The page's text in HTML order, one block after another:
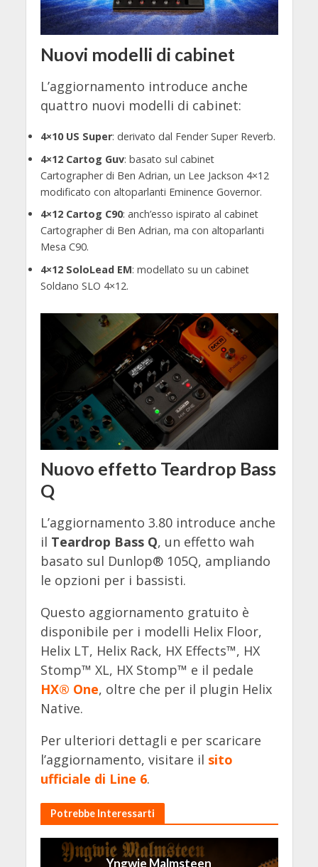
Nuovi modelli di cabinet
L’aggiornamento introduce anche
quattro nuovi modelli di cabinet:
4×10 US Super: derivato dal Fender Super Reverb.
4×12 Cartog Guv: basato sul cabinet
Cartographer di Ben Adrian, un Lee Jackson 4×12
modificato con altoparlanti Eminence Governor.
4×12 Cartog C90: anch’esso ispirato al cabinet
Cartographer di Ben Adrian, ma con altoparlanti
Mesa C90.
4×12 SoloLead EM: modellato su un cabinet
Soldano SLO 4×12.
Nuovo effetto Teardrop Bass
Q
L’aggiornamento 3.80 introduce anche
il Teardrop Bass Q, un effetto wah
basato sul Dunlop® 105Q, ampliando
le opzioni per i bassisti.
Questo aggiornamento gratuito è
disponibile per i modelli Helix Floor,
Helix LT, Helix Rack, HX Effects™, HX
Stomp™ XL, HX Stomp™ e il pedale
HX® One, oltre che per il plugin Helix
Native.
Per ulteriori dettagli e per scaricare
l’aggiornamento, visitare il sito
ufficiale di Line 6.
Potrebbe Interessarti
Yngwie Malmsteen